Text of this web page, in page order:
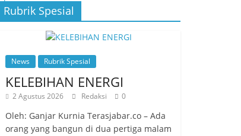
Rubrik Spesial
News Rubrik Spesial
KELEBIHAN ENERGI
2 Agustus 2026 Redaksi 0
Oleh: Ganjar Kurnia Terasjabar.co – Ada
orang yang bangun di dua pertiga malam